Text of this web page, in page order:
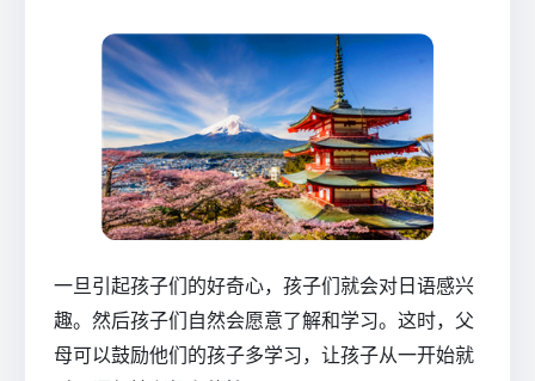
一旦引起孩子们的好奇心，孩子们就会对日语感兴
趣。然后孩子们自然会愿意了解和学习。这时，父
母可以鼓励他们的孩子多学习，让孩子从一开始就